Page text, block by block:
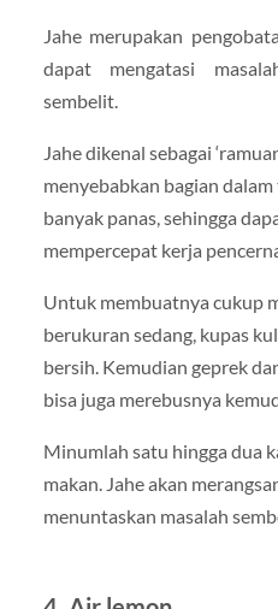
Jahe merupakan
dapat mengatasi
sembelit.
Jahe dikenal sebagai
menyebabkan bagian
banyak panas, sehingga
mempercepat kerja
Untuk membuatnya cukup
berukuran sedang, kupas
bersih. Kemudian geprek
bisa juga merebusnya
Minumlah satu hingga dua
makan. Jahe akan
menuntaskan masalah